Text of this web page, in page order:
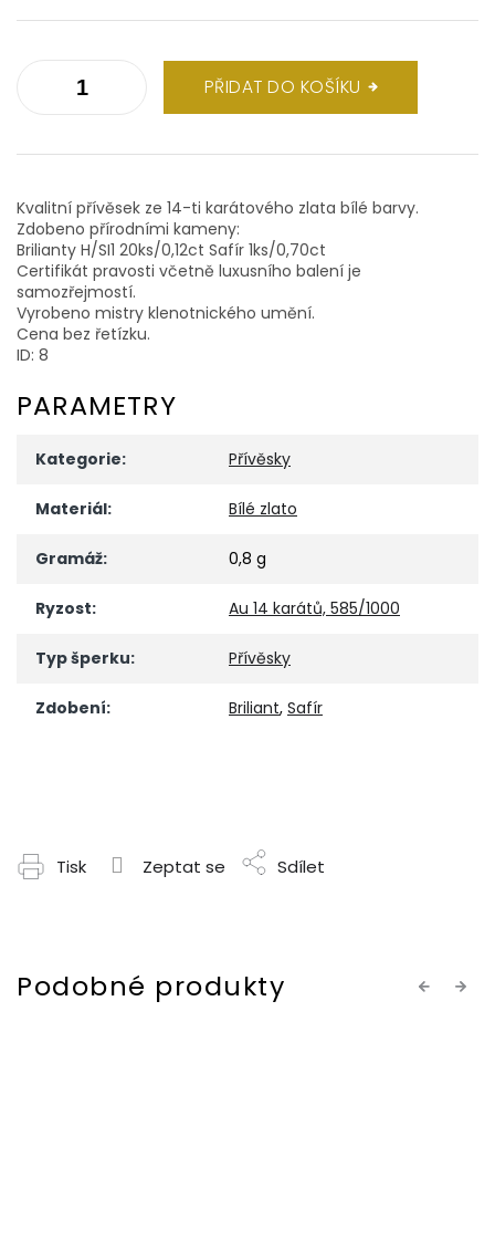
PŘIDAT DO KOŠÍKU
Kvalitní přívěsek ze 14-ti karátového zlata bílé barvy.
Zdobeno přírodními kameny:
Brilianty H/SI1 20ks/0,12ct Safír 1ks/0,70ct
Certifikát pravosti včetně luxusního balení je
samozřejmostí.
Vyrobeno mistry klenotnického umění.
Cena bez řetízku.
ID: 8
PARAMETRY
Kategorie: Přívěsky
Materiál: Bílé zlato
Gramáž: 0,8 g
Ryzost: Au 14 karátů, 585/1000
Typ šperku: Přívěsky
Zdobení: Briliant, Safír
Tisk Zeptat se Sdílet
Previous
Next